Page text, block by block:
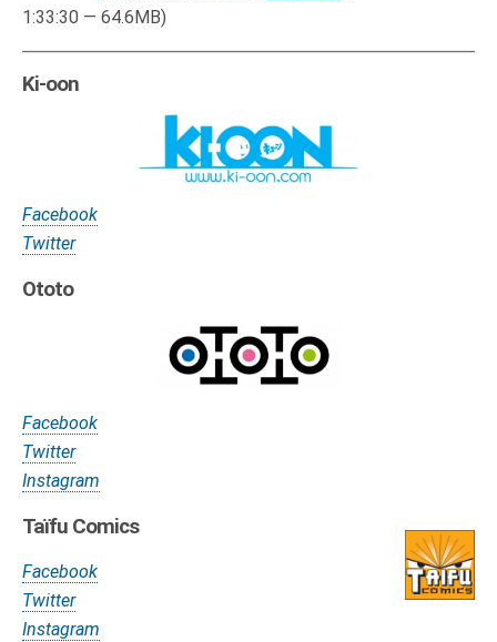
1:33:30 — 64.6MB)
Ki-oon
Facebook
Twitter
Ototo
Facebook
Twitter
Instagram
Taïfu Comics
Facebook
Twitter
Instagram